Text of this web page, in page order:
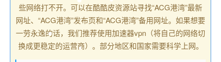
些网络打不开。可以在酷酷皮资源站寻找“ACG港湾”最新
网址、“ACG港湾”发布页和“ACG港湾”备用网址。如果想要
一劳永逸的话，我们推荐使用加速器vpn（将自己的网络切
换成更稳定的运营商）。部分地区和国家需要科学上网。